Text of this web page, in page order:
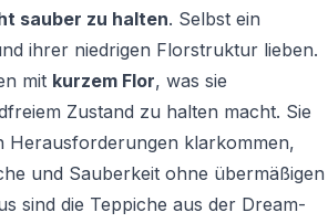
sauber zu halten. Selbst ein
ihrer niedrigen Florstruktur lieben.
mit kurzem Flor, was sie
Zustand zu halten macht. Sie
Herausforderungen klarkommen,
und Sauberkeit ohne übermäßigen
sind die Teppiche aus der Dream-